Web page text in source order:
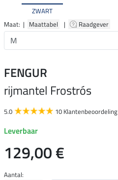
ZWART
Maat: | Maattabel | Raadgever
FENGUR
rijmantel Frostrós
5.0 10 Klantenbeoordeling
Leverbaar
129,00 €
Aantal: